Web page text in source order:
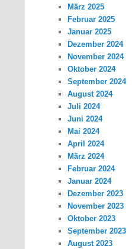
März 2025
Februar 2025
Januar 2025
Dezember 2024
November 2024
Oktober 2024
September 2024
August 2024
Juli 2024
Juni 2024
Mai 2024
April 2024
März 2024
Februar 2024
Januar 2024
Dezember 2023
November 2023
Oktober 2023
September 2023
August 2023